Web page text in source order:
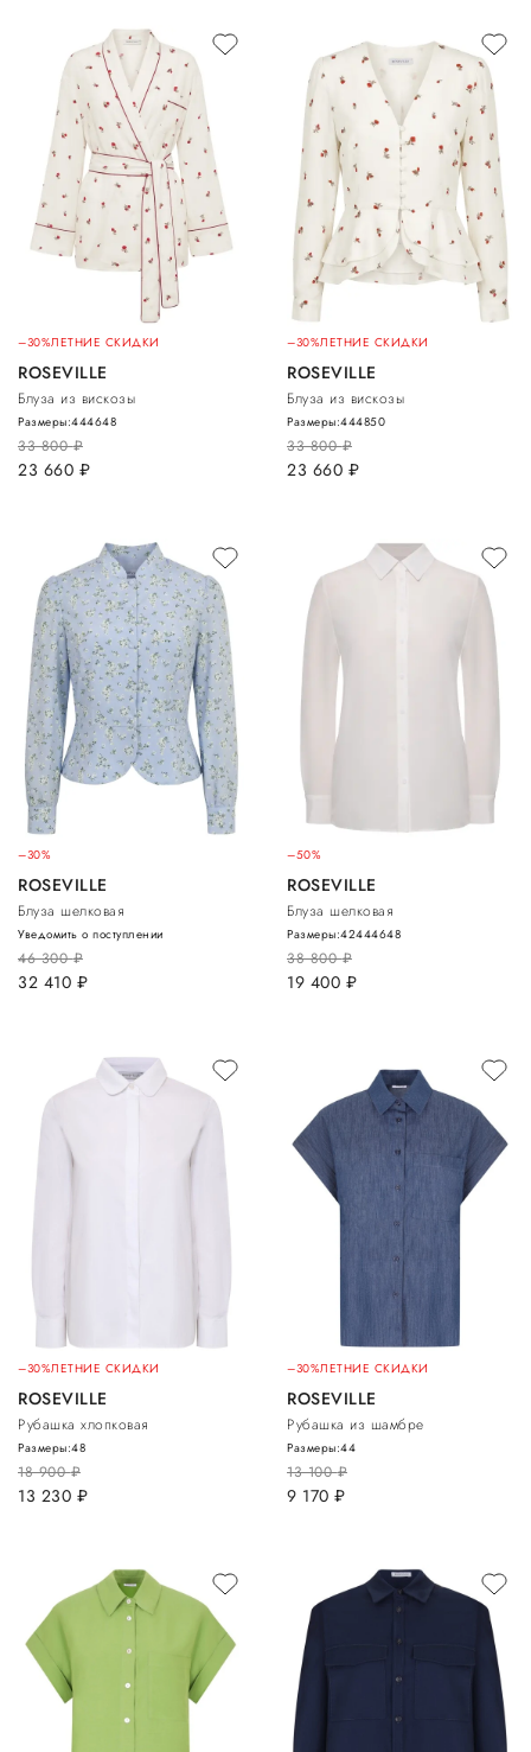
–30%ЛЕТНИЕ СКИДКИ
ROSEVILLE
Блуза из вискозы
33 800руб.
23 660 руб.
Размеры:444648
–30%ЛЕТНИЕ СКИДКИ
ROSEVILLE
Блуза из вискозы
33 800руб.
23 660 руб.
Размеры:444850
–30%
ROSEVILLE
Блуза шелковая
46 300руб.
32 410 руб.
Уведомить о поступлении
–50%
ROSEVILLE
Блуза шелковая
38 800руб.
19 400 руб.
Размеры:42444648
–30%ЛЕТНИЕ СКИДКИ
ROSEVILLE
Рубашка хлопковая
18 900руб.
13 230 руб.
Размеры:48
–30%ЛЕТНИЕ СКИДКИ
ROSEVILLE
Рубашка из шамбре
13 100руб.
9 170 руб.
Размеры:44